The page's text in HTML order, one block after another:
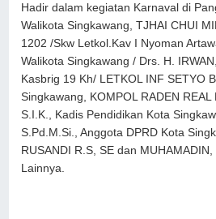
Hadir dalam kegiatan Karnaval di
Walikota Singkawang, TJHAI CHUI
1202 /Skw Letkol.Kav I Nyoman
Walikota Singkawang / Drs. H.
Kasbrig 19 Kh/ LETKOL INF SETYO
Singkawang, KOMPOL RADEN REAL
S.I.K., Kadis Pendidikan Kota
S.Pd.M.Si., Anggota DPRD Kota
RUSANDI R.S, SE dan
Lainnya.